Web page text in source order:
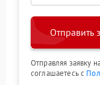
Отправить
Отправляя заявку
соглашаетесь с